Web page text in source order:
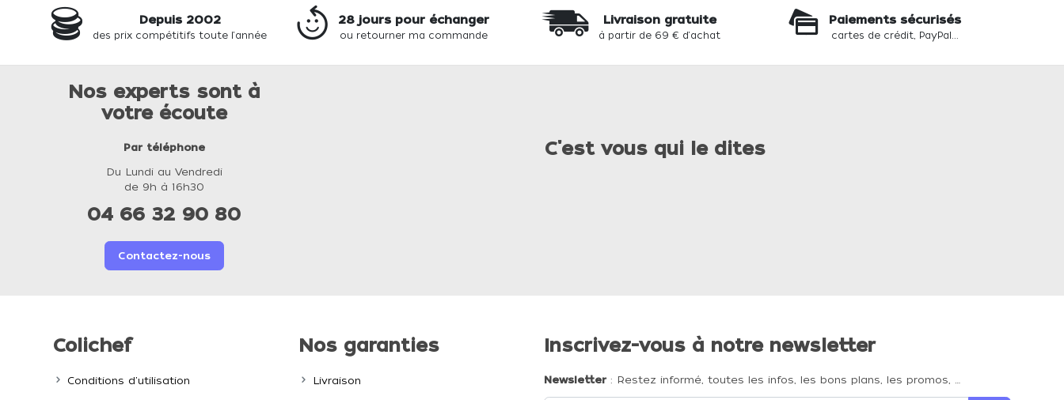
Depuis 2002
des prix compétitifs toute l'année
28 jours pour échanger
ou retourner ma commande
Livraison gratuite
à partir de 69 € d'achat
Paiements sécurisés
cartes de crédit, PayPal...
Nos experts sont à
votre écoute
Par téléphone
Du Lundi au Vendredi
de 9h à 16h30
04 66 32 90 80
Contactez-nous
C'est vous qui le dites
Colichef
Conditions d'utilisation
Nos garanties
Livraison
Inscrivez-vous à notre newsletter
Newsletter: Restez informé, toutes les infos, les bons plans, les promos, …